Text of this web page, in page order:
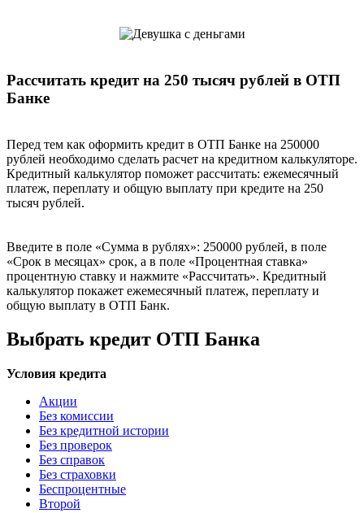
Рассчитать кредит на 250 тысяч рублей в ОТП
Банке
Перед тем как оформить кредит в ОТП Банке на 250000
рублей необходимо сделать расчет на кредитном калькуляторе.
Кредитный калькулятор поможет рассчитать: ежемесячный
платеж, переплату и общую выплату при кредите на 250
тысяч рублей.
Введите в поле «Сумма в рублях»: 250000 рублей, в поле
«Срок в месяцах» срок, а в поле «Процентная ставка»
процентную ставку и нажмите «Рассчитать». Кредитный
калькулятор покажет ежемесячный платеж, переплату и
общую выплату в ОТП Банк.
Выбрать кредит ОТП Банка
Условия кредита
Акции
Без комиссии
Без кредитной истории
Без проверок
Без справок
Без страховки
Беспроцентные
Второй